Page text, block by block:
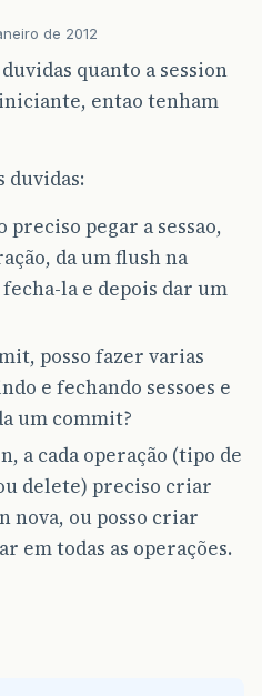
de 2012
quanto a session
entao tenham
duvidas:
preciso pegar a sessao,
da um flush na
fecha-la e depois dar um
posso fazer varias
e fechando sessoes e
um commit?
a cada operação (tipo de
delete) preciso criar
nova, ou posso criar
em todas as operações.